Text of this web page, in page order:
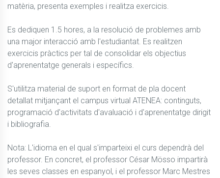
matèria, presenta exemples i realitza exercicis.
Es dediquen 1.5 hores, a la resolució de problemes amb
una major interacció amb l'estudiantat. Es realitzen
exercicis pràctics per tal de consolidar els objectius
d'aprenentatge generals i específics.
S'utilitza material de suport en format de pla docent
detallat mitjançant el campus virtual ATENEA: continguts,
programació d'activitats d'avaluació i d'aprenentatge dirigit
i bibliografia.
Nota: L'idioma en el qual s'imparteixi el curs dependrà del
professor. En concret, el professor César Mösso impartirà
les seves classes en espanyol, i el professor Marc Mestres